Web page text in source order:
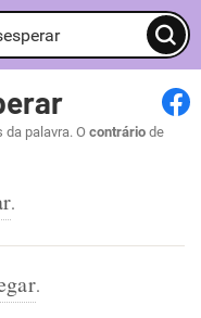
da palavra. Ocontrário de
.
.